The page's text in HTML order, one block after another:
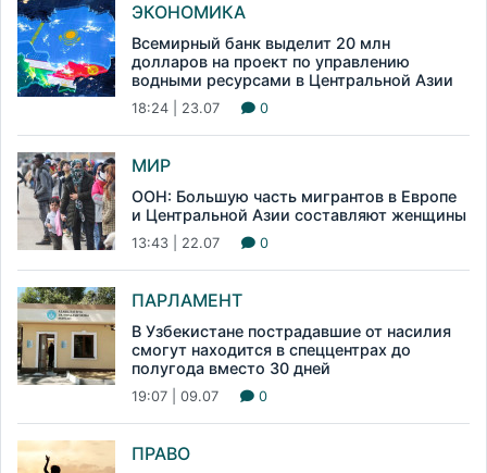
ЭКОНОМИКА
Всемирный банк выделит 20 млн
долларов на проект по управлению
водными ресурсами в Центральной Азии
18:24 | 23.07 0
МИР
ООН: Большую часть мигрантов в Европе
и Центральной Азии составляют женщины
13:43 | 22.07 0
ПАРЛАМЕНТ
В Узбекистане пострадавшие от насилия
смогут находится в спеццентрах до
полугода вместо 30 дней
19:07 | 09.07 0
ПРАВО